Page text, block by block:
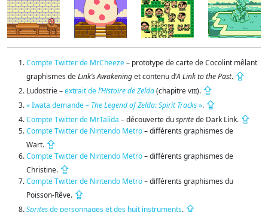
Compte Twitter de MrCheeze– prototype de carte de Cocolint mêlant
graphismes deLink’s Awakeninget contenu d’A Link to the Past. ⇪
Ludostrie –extrait del’Histoire de Zelda(chapitreviii). ⇪
« Iwata demande – The Legend of Zelda: Spirit Tracks». ⇪
Compte Twitter de MrTalida – découverte duspritede Dark Link. ⇪
Compte Twitter de Nintendo Metro– différents graphismes de
Wart. ⇪
Compte Twitter de Nintendo Metro– différents graphismes de
Christine. ⇪
Compte Twitter de Nintendo Metro– différents graphismes du
Poisson-Rêve. ⇪
Spritesde personnages et des huit instruments. ⇪